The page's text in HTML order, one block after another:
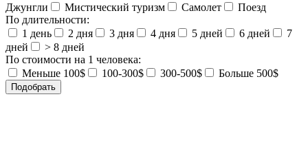
Джунгли
Мистический туризм Самолет
Поезд
По длительности:
1 день
2 дня 3 дня 4 дня 5 дней 6 дней
7
дней
> 8 дней
По стоимости на 1 человека:
Меньше 100$
100-300$ 300-500$ Больше 500$
Подобрать